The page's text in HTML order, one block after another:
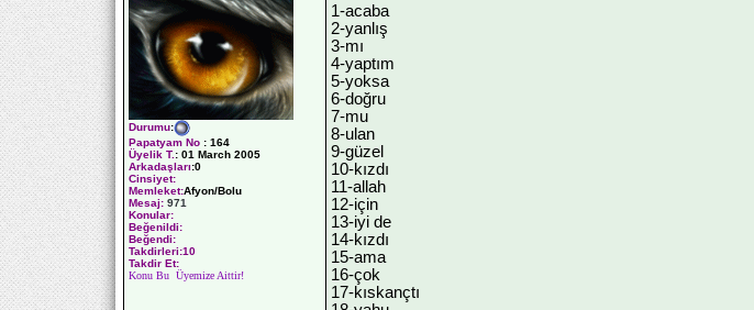
Durumu:
Papatyam No : 164
Üyelik T.: 01 March 2005
Arkadaşları:0
Cinsiyet:
Memleket:Afyon/Bolu
Mesaj: 971
Konular:
Beğenildi:
Beğendi:
Takdirleri:10
Takdir Et:
Konu Bu Üyemize Aittir!
1-acaba
2-yanlış
3-mı
4-yaptım
5-yoksa
6-doğru
7-mu
8-ulan
9-güzel
10-kızdı
11-allah
12-için
13-iyi de
14-kızdı
15-ama
16-çok
17-kıskançtı